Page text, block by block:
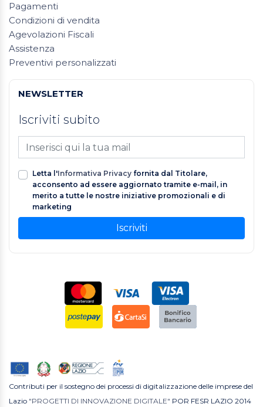
Pagamenti
Condizioni di vendita
Agevolazioni Fiscali
Assistenza
Preventivi personalizzati
NEWSLETTER
Iscriviti subito
Letta l'Informativa Privacy fornita dal Titolare,
acconsento ad essere aggiornato tramite e-mail, in
merito a tutte le nostre iniziative promozionali e di
marketing
Iscriviti
Contributi per il sostegno dei processi di digitalizzazione delle imprese del
Lazio "PROGETTI DI INNOVAZIONE DIGITALE" POR FESR LAZIO 2014